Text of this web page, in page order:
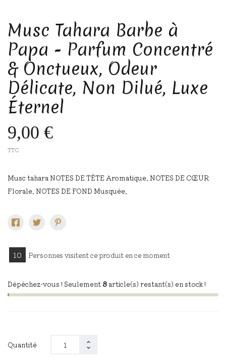
Musc Tahara Barbe à
Papa - Parfum Concentré
& Onctueux, Odeur
Délicate, Non Dilué, Luxe
Éternel
9,00 €
TTC
Musc tahara NOTES DE TÊTE Aromatique. NOTES DE CŒUR
Florale. NOTES DE FOND Musquée.
10 Personnes visitent ce produit en ce moment
Dépêchez-vous ! Seulement 8 article(s) restant(s) en stock !
Quantité